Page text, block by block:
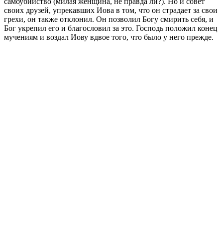
своих друзей, упрекавших Иова в том, что он страдает за свои
грехи, он также отклонил. Он позволил Богу смирить себя, и
Бог укрепил его и благословил за это. Господь положил конец
мучениям и воздал Иову вдвое того, что было у него прежде.